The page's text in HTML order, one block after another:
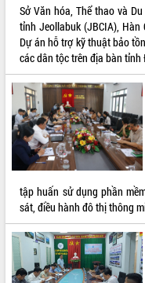
Sở Văn hóa, Thể thao và
tỉnh Jeollabuk (JBCIA),
Dự án hỗ trợ kỹ thuật bảo
các dân tộc trên địa bàn
tập huấn sử dụng phần
sát, điều hành đô thị thông